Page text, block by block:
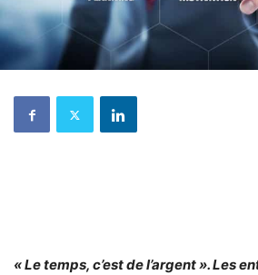
« Le temps, c’est de l’argent ». Les